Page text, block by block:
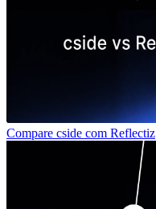
Compare cside com Reflectiz